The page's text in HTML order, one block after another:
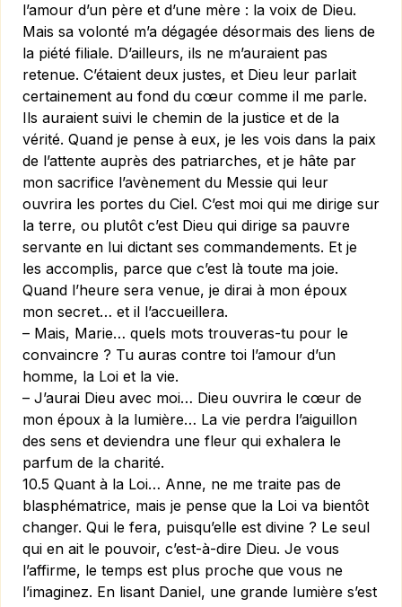
l’amour d’un père et d’une mère : la voix de Dieu.
Mais sa volonté m’a dégagée désormais des liens de
la piété filiale. D’ailleurs, ils ne m’auraient pas
retenue. C’étaient deux justes, et Dieu leur parlait
certainement au fond du cœur comme il me parle.
Ils auraient suivi le chemin de la justice et de la
vérité. Quand je pense à eux, je les vois dans la paix
de l’attente auprès des patriarches, et je hâte par
mon sacrifice l’avènement du Messie qui leur
ouvrira les portes du Ciel. C’est moi qui me dirige sur
la terre, ou plutôt c’est Dieu qui dirige sa pauvre
servante en lui dictant ses commandements. Et je
les accomplis, parce que c’est là toute ma joie.
Quand l’heure sera venue, je dirai à mon époux
mon secret… et il l’accueillera.
– Mais, Marie… quels mots trouveras-tu pour le
convaincre ? Tu auras contre toi l’amour d’un
homme, la Loi et la vie.
– J’aurai Dieu avec moi… Dieu ouvrira le cœur de
mon époux à la lumière… La vie perdra l’aiguillon
des sens et deviendra une fleur qui exhalera le
parfum de la charité.
10.5 Quant à la Loi… Anne, ne me traite pas de
blasphématrice, mais je pense que la Loi va bientôt
changer. Qui le fera, puisqu’elle est divine ? Le seul
qui en ait le pouvoir, c’est-à-dire Dieu. Je vous
l’affirme, le temps est plus proche que vous ne
l’imaginez. En lisant Daniel, une grande lumière s’est